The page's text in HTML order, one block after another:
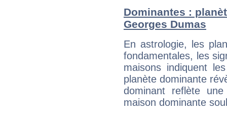
Dominantes :
Georges Dumas
En astrologie, les
fondamentales, les
maisons indiquent
planète dominante
dominant reflète
maison dominante